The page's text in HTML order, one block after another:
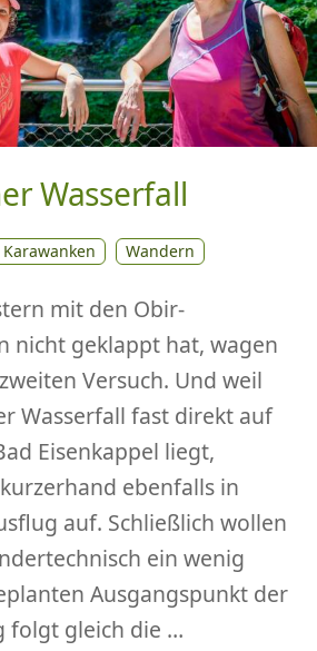
Wasserfall
Karawanken Wandern
mit den Obir-
nicht geklappt hat, wagen
Versuch. Und weil
Wasserfall fast direkt auf
Eisenkappel liegt,
ebenfalls in
auf. Schließlich wollen
ein wenig
Ausgangspunkt der
folgt gleich die …